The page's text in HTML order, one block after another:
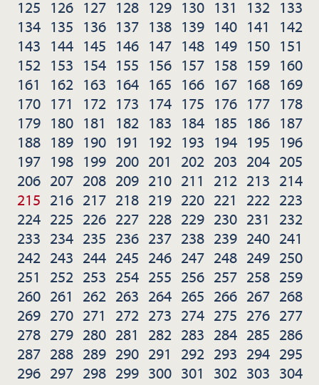
125 126 127 128 129 130 131 132 133
134 135 136 137 138 139 140 141
142
143 144 145 146 147 148 149 150 151
152 153 154 155 156 157 158 159 160
161
162 163 164 165 166 167 168 169
170 171 172 173 174 175 176 177 178
179 180 181 182 183 184 185 186 187
188 189 190 191 192 193 194 195 196
197 198 199 200 201 202 203 204 205
206 207 208 209 210 211 212 213 214
215 216 217 218 219 220 221 222 223
224 225 226 227 228 229 230 231
232
233 234 235 236 237 238 239 240 241
242 243 244 245 246 247 248 249 250
251
252 253 254 255 256 257 258 259
260 261 262 263 264 265 266 267 268
269 270 271 272 273 274 275 276 277
278 279 280 281 282 283 284 285 286
287 288 289 290 291 292 293 294 295
296 297 298 299 300 301 302 303 304